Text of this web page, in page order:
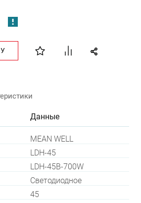
Данные
MEAN WELL
LDH-45
LDH-45B-700W
Светодиодное
45